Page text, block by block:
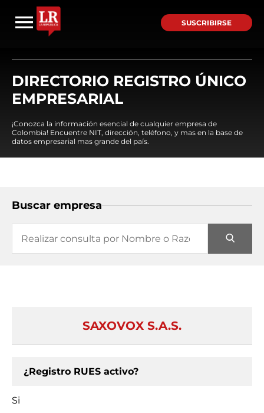
SUSCRIBIRSE
DIRECTORIO REGISTRO ÚNICO
EMPRESARIAL
¡Conozca la información esencial de cualquier empresa de
Colombia! Encuentre NIT, dirección, teléfono, y mas en la base de
datos empresarial mas grande del país.
Buscar empresa
SAXOVOX S.A.S.
¿Registro RUES activo?
Si